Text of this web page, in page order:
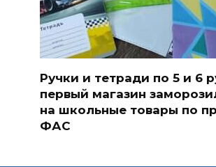
Ручки и тетради по 5 и 6
первый магазин
на школьные товары по
ФАС